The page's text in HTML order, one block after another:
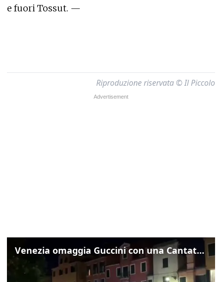
e fuori Tossut. —
Riproduzione riservata © Il Piccolo
Venezia omaggia Guccini con una Cantata Anarchica in campo Santa Margherita